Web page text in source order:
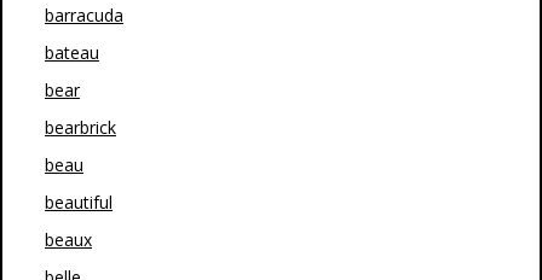
barracuda
bateau
bear
bearbrick
beau
beautiful
beaux